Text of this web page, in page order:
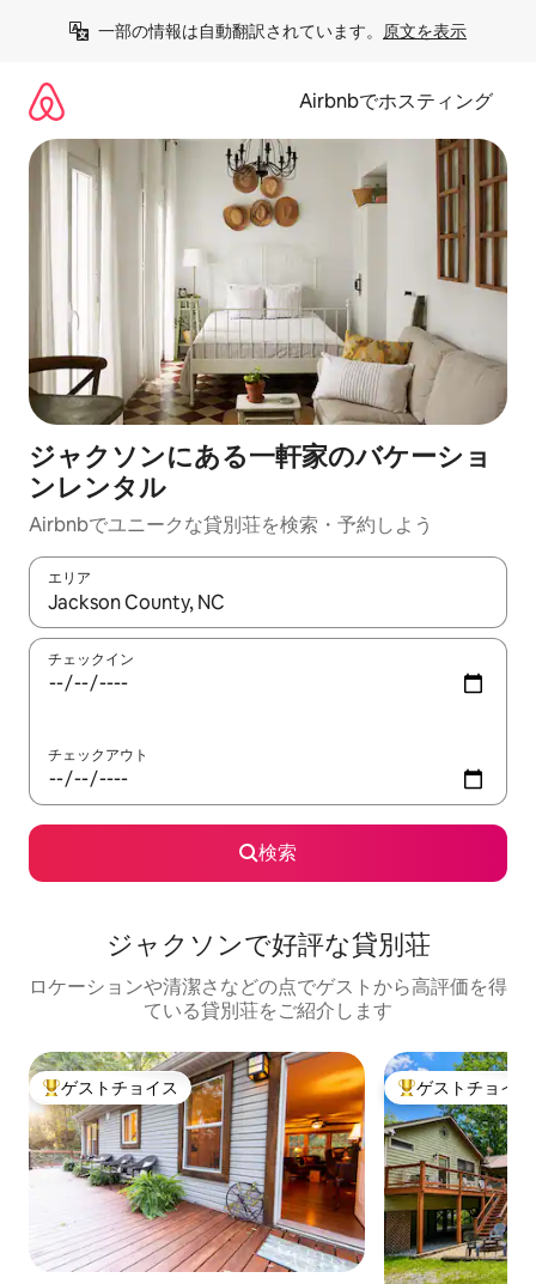
一部の情報は自動翻訳されています。 原文を表示
Airbnbでホスティング
ジャクソンにある一軒家のバケーショ
ンレンタル
Airbnbでユニークな貸別荘を検索・予約しよう
エリア
検索結果が表示されたら、上下の矢印キーを使って移動するか
チェックイン
チェックアウト
検索
ジャクソンで好評な貸別荘
ロケーションや清潔さなどの点でゲストから高評価を得
ている貸別荘をご紹介します
大好評のゲストチョイスです。
ゲストチョイス 大好評のゲスト
ゲストチョイス